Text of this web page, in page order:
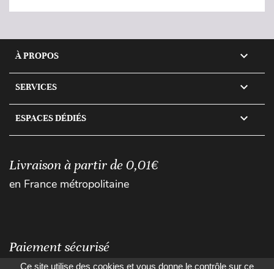
À PROPOS 
SERVICES 
ESPACES DÉDIÉS 
Livraison à partir de 0,01€
en France métropolitaine
Paiement sécurisé
Ce site utilise des cookies et vous donne le contrôle sur ce